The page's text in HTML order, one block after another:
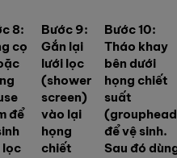
8:
cọ
để
lọc
Bước 9:
Gắn lại
lưới lọc
(shower
screen)
vào lại
họng
chiết
Bước 10:
Tháo khay
bên dưới
họng chiết
suất
để vệ sinh.
Sau đó